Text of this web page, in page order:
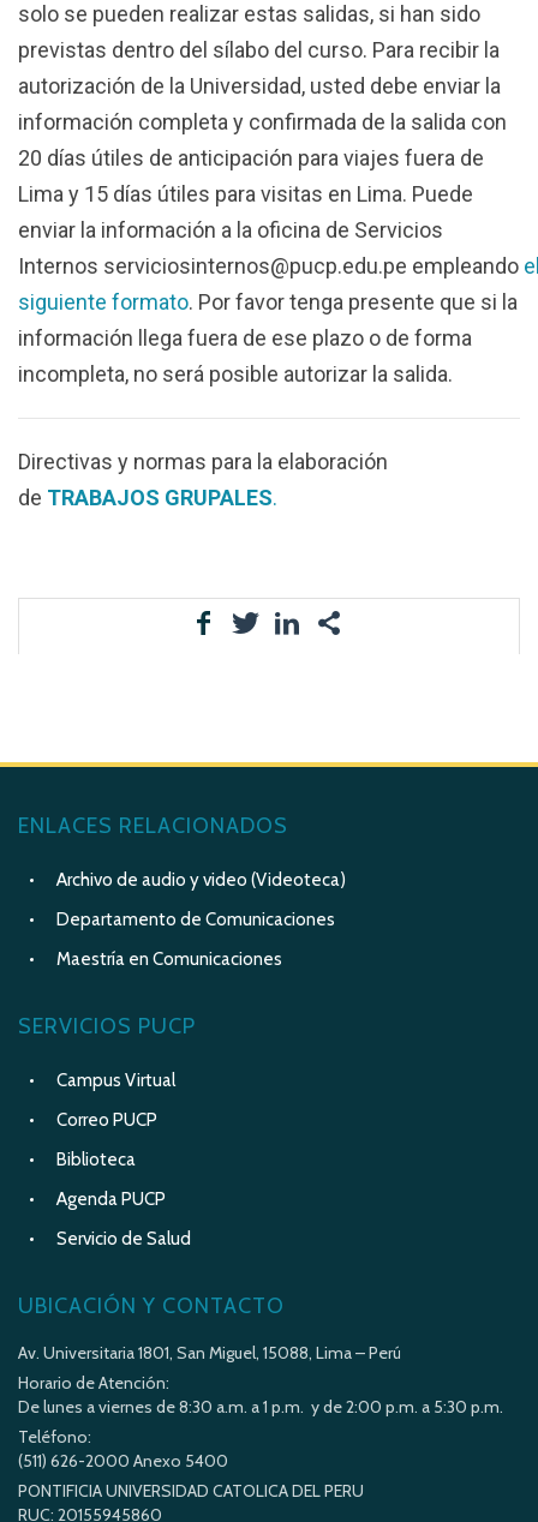
solo se pueden realizar estas salidas, si han sido
previstas dentro del sílabo del curso. Para recibir la
autorización de la Universidad, usted debe enviar la
información completa y confirmada de la salida con
20 días útiles de anticipación para viajes fuera de
Lima y 15 días útiles para visitas en Lima. Puede
enviar la información a la oficina de Servicios
Internos serviciosinternos@pucp.edu.pe empleando
siguiente formato. Por favor tenga presente que si la
información llega fuera de ese plazo o de forma
incompleta, no será posible autorizar la salida.
Directivas y normas para la elaboración
de TRABAJOS GRUPALES.
ENLACES RELACIONADOS
Archivo de audio y video (Videoteca)
Departamento de Comunicaciones
Maestría en Comunicaciones
SERVICIOS PUCP
Campus Virtual
Correo PUCP
Biblioteca
Agenda PUCP
Servicio de Salud
UBICACIÓN Y CONTACTO
Av. Universitaria 1801, San Miguel, 15088, Lima – Perú
Horario de Atención:
De lunes a viernes de 8:30 a.m. a 1 p.m. y de 2:00 p.m. a 5:30 p.m.
Teléfono:
(511) 626-2000 Anexo 5400
PONTIFICIA UNIVERSIDAD CATOLICA DEL PERU
RUC: 20155945860